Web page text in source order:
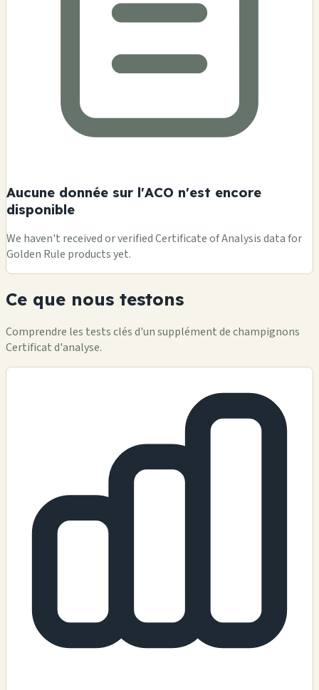
Aucune donnée sur l'ACO n'est encore
disponible
We haven't received or verified Certificate of Analysis data for
Golden Rule products yet.
Ce que nous testons
Comprendre les tests clés d'un supplément de champignons
Certificat d'analyse.